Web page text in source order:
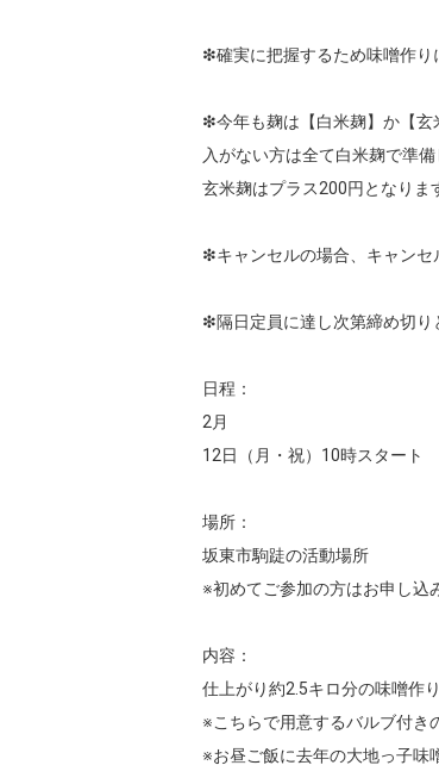
❇︎確実に把握するため味噌作り
❇︎今年も麹は【白米麹】か【玄
入がない方は全て白米麹で準備
玄米麹はプラス200円となりま
❇︎キャンセルの場合、キャンセ
❇︎隔日定員に達し次第締め切り
日程：
2月
12日（月・祝）10時スタート
場所：
坂東市駒跿の活動場所
※初めてご参加の方はお申し込
内容：
仕上がり約2.5キロ分の味噌作り
※こちらで用意するバルブ付き
※お昼ご飯に去年の大地っ子味